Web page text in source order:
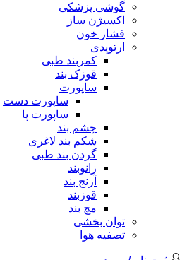
گوشی پزشکی
اکسیژن ساز
فشار خون
ارتوپدی
کمربند طبی
قوزک بند
ساپورت
ساپورت دست
ساپورت پا
چشم بند
شکم بند لاغری
گردن بند طبی
زانوبند
آرنج بند
قوزبند
مچ بند
توان بخشی
تصفیه هوا